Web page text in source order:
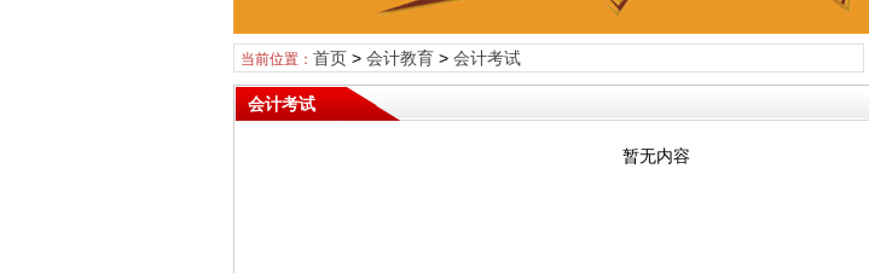
当前位置： 首页> 会计教育> 会计考试
会计考试
暂无内容